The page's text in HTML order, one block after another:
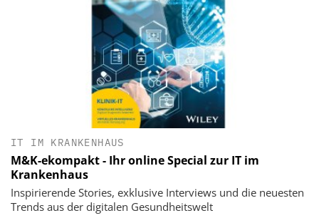
IT IM KRANKENHAUS
M&K-ekompakt - Ihr online Special zur IT im
Krankenhaus
Inspirierende Stories, exklusive Interviews und die neuesten
Trends aus der digitalen Gesundheitswelt